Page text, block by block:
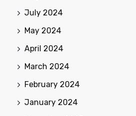
July 2024
May 2024
April 2024
March 2024
February 2024
January 2024